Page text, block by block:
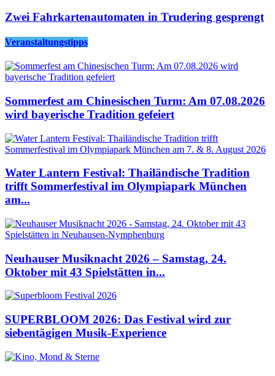
Zwei Fahrkartenautomaten in Trudering gesprengt
Veranstaltungstipps
Sommerfest am Chinesischen Turm: Am 07.08.2026
wird bayerische Tradition gefeiert
Water Lantern Festival: Thailändische Tradition
trifft Sommerfestival im Olympiapark München
am...
Neuhauser Musiknacht 2026 – Samstag, 24.
Oktober mit 43 Spielstätten in...
SUPERBLOOM 2026: Das Festival wird zur
siebentägigen Musik-Experience